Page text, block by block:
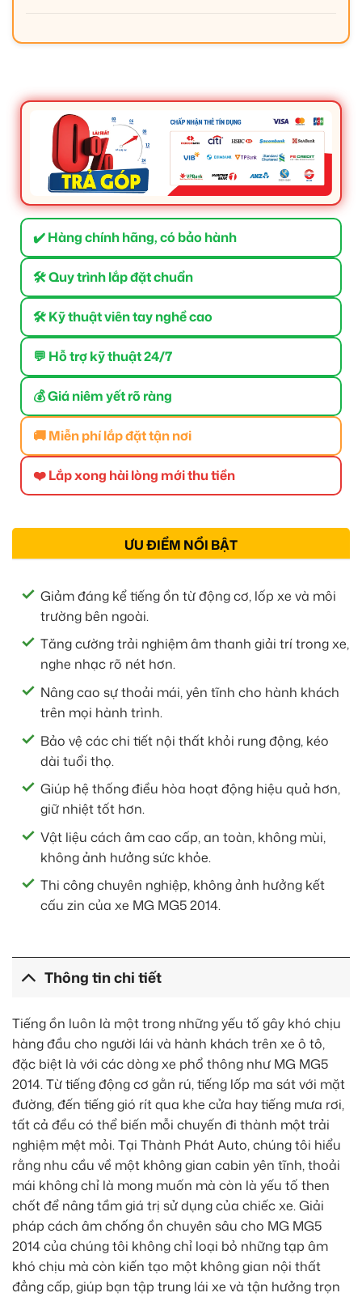
✔️ Hàng chính hãng, có bảo hành
🛠 Quy trình lắp đặt chuẩn
🛠 Kỹ thuật viên tay nghề cao
💬 Hỗ trợ kỹ thuật 24/7
💰 Giá niêm yết rõ ràng
🚚 Miễn phí lắp đặt tận nơi
❤️ Lắp xong hài lòng mới thu tiền
ƯU ĐIỂM NỔI BẬT
Giảm đáng kể tiếng ồn từ động cơ, lốp xe và môi
trường bên ngoài.
Tăng cường trải nghiệm âm thanh giải trí trong xe,
nghe nhạc rõ nét hơn.
Nâng cao sự thoải mái, yên tĩnh cho hành khách
trên mọi hành trình.
Bảo vệ các chi tiết nội thất khỏi rung động, kéo
dài tuổi thọ.
Giúp hệ thống điều hòa hoạt động hiệu quả hơn,
giữ nhiệt tốt hơn.
Vật liệu cách âm cao cấp, an toàn, không mùi,
không ảnh hưởng sức khỏe.
Thi công chuyên nghiệp, không ảnh hưởng kết
cấu zin của xe MG MG5 2014.
Thông tin chi tiết
Tiếng ồn luôn là một trong những yếu tố gây khó chịu
hàng đầu cho người lái và hành khách trên xe ô tô,
đặc biệt là với các dòng xe phổ thông như MG MG5
2014. Từ tiếng động cơ gằn rú, tiếng lốp ma sát với mặt
đường, đến tiếng gió rít qua khe cửa hay tiếng mưa rơi,
tất cả đều có thể biến mỗi chuyến đi thành một trải
nghiệm mệt mỏi. Tại Thành Phát Auto, chúng tôi hiểu
rằng nhu cầu về một không gian cabin yên tĩnh, thoải
mái không chỉ là mong muốn mà còn là yếu tố then
chốt để nâng tầm giá trị sử dụng của chiếc xe. Giải
pháp cách âm chống ồn chuyên sâu cho MG MG5
2014 của chúng tôi không chỉ loại bỏ những tạp âm
khó chịu mà còn kiến tạo một không gian nội thất
đẳng cấp, giúp bạn tập trung lái xe và tận hưởng trọn